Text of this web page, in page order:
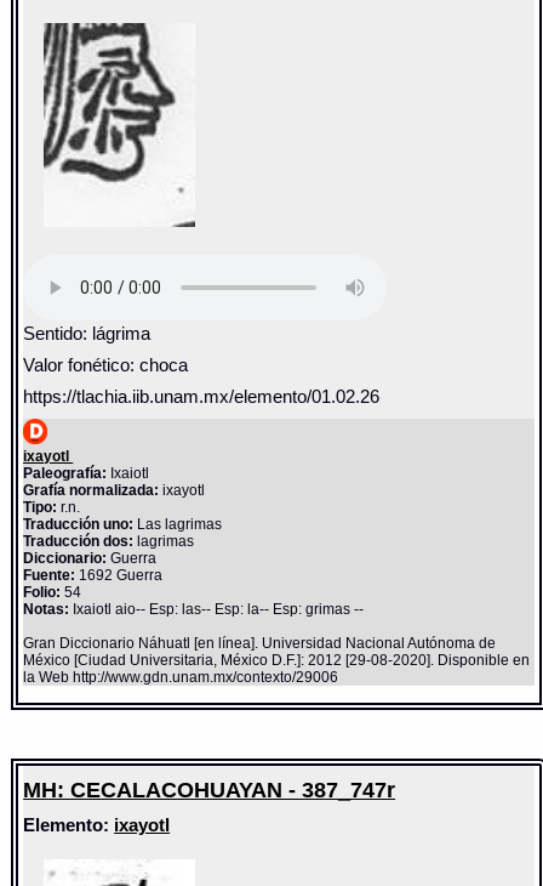
Sentido: lágrima
Valor fonético: choca
https://tlachia.iib.unam.mx/elemento/01.02.26
ixayotl
Paleografía: Ixaiotl
Grafía normalizada: ixayotl
Tipo: r.n.
Traducción uno: Las lagrimas
Traducción dos: lagrimas
Diccionario:Guerra
Fuente: 1692 Guerra
Folio: 54
Notas: Ixaiotl aio-- Esp: las-- Esp: la-- Esp: grimas --
Gran Diccionario Náhuatl [en línea]. Universidad Nacional Autónoma de
México [Ciudad Universitaria, México D.F.]: 2012 [29-08-2020]. Disponible en
la Web http://www.gdn.unam.mx/contexto/29006
MH: CECALACOHUAYAN - 387_747r
Elemento: ixayotl